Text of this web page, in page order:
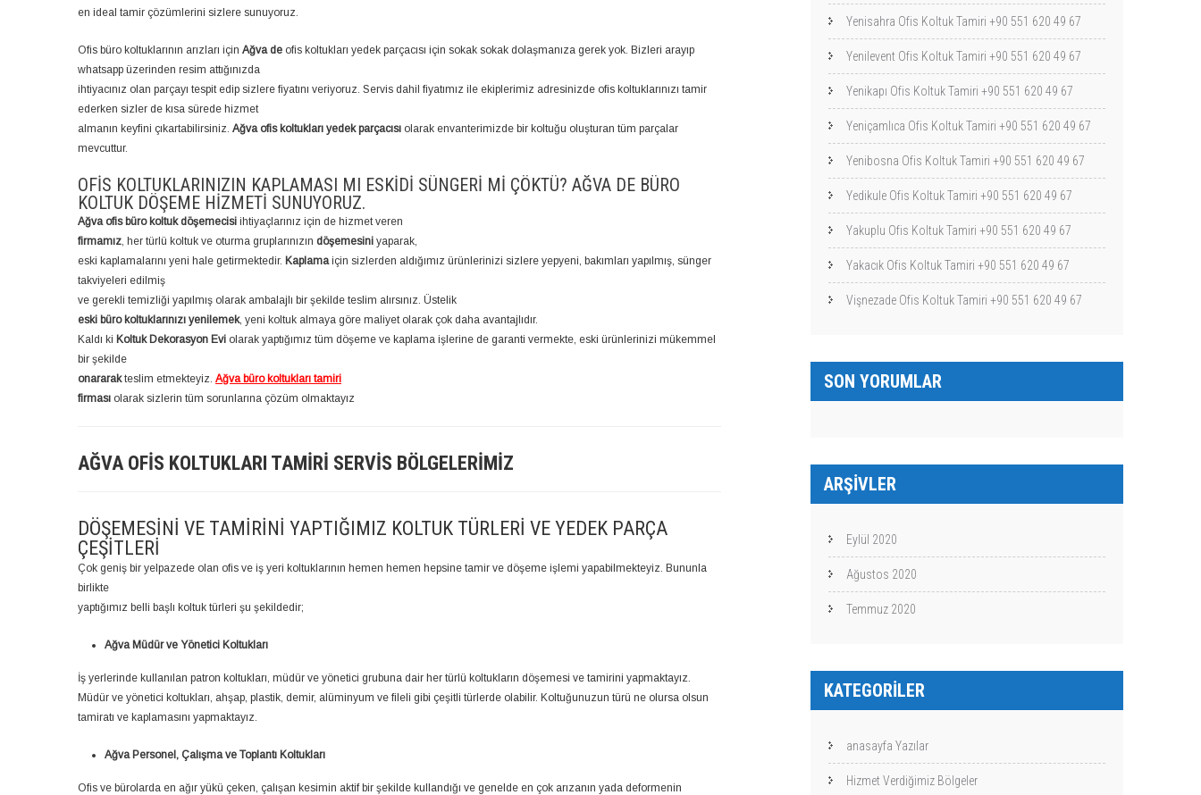
en ideal tamir çözümlerini sizlere sunuyoruz.
Ofis büro koltuklarının arızları için Ağva de ofis koltukları yedek parçacısı için sokak sokak dolaşmanıza gerek yok. Bizleri arayıp
whatsapp üzerinden resim attığınızda
ihtiyacınız olan parçayı tespit edip sizlere fiyatını veriyoruz. Servis dahil fiyatımız ile ekiplerimiz adresinizde ofis koltuklarınızı tamir
ederken sizler de kısa sürede hizmet
almanın keyfini çıkartabilirsiniz. Ağva ofis koltukları yedek parçacısı olarak envanterimizde bir koltuğu oluşturan tüm parçalar
mevcuttur.
OFIS KOLTUKLARINIZIN KAPLAMASI MI ESKIDI SÜNGERI MI ÇÖKTÜ? AĞVA DE BÜRO
KOLTUK DÖŞEME HIZMETI SUNUYORUZ.
Ağva ofis büro koltuk döşemecisi ihtiyaçlarınız için de hizmet veren
firmamız, her türlü koltuk ve oturma gruplarınızın döşemesini yaparak,
eski kaplamalarını yeni hale getirmektedir. Kaplamaiçin sizlerden aldığımız ürünlerinizi sizlere yepyeni, bakımları yapılmış, sünger
takviyeleri edilmiş
ve gerekli temizliği yapılmış olarak ambalajlı bir şekilde teslim alırsınız. Üstelik
eski büro koltuklarınızı yenilemek, yeni koltuk almaya göre maliyet olarak çok daha avantajlıdır.
Kaldı ki Koltuk Dekorasyon Evi olarak yaptığımız tüm döşeme ve kaplama işlerine de garanti vermekte, eski ürünlerinizi mükemmel
bir şekilde
onararakteslim etmekteyiz. Ağva büro koltukları tamiri
firması olarak sizlerin tüm sorunlarına çözüm olmaktayız
AĞVA OFIS KOLTUKLARI TAMIRI SERVIS BÖLGELERIMIZ
DÖŞEMESINI VE TAMIRINI YAPTIĞIMIZ KOLTUK TÜRLERI VE YEDEK PARÇA
ÇEŞITLERI
Çok geniş bir yelpazede olan ofis ve iş yeri koltuklarının hemen hemen hepsine tamir ve döşeme işlemi yapabilmekteyiz. Bununla
birlikte
yaptığımız belli başlı koltuk türleri şu şekildedir;
Ağva Müdür ve Yönetici Koltukları
İş yerlerinde kullanılan patron koltukları, müdür ve yönetici grubuna dair her türlü koltukların döşemesi ve tamirini yapmaktayız.
Müdür ve yönetici koltukları, ahşap, plastik, demir, alüminyum ve fileli gibi çeşitli türlerde olabilir. Koltuğunuzun türü ne olursa olsun
tamiratı ve kaplamasını yapmaktayız.
Ağva Personel, Çalışma ve Toplantı Koltukları
Ofis ve bürolarda en ağır yükü çeken, çalışan kesimin aktif bir şekilde kullandığı ve genelde en çok arızanın yada deformenin
Yenisahra Ofis Koltuk Tamiri +90 551 620 49 67
Yenilevent Ofis Koltuk Tamiri +90 551 620 49 67
Yenikapı Ofis Koltuk Tamiri +90 551 620 49 67
Yeniçamlıca Ofis Koltuk Tamiri +90 551 620 49 67
Yenibosna Ofis Koltuk Tamiri +90 551 620 49 67
Yedikule Ofis Koltuk Tamiri +90 551 620 49 67
Yakuplu Ofis Koltuk Tamiri +90 551 620 49 67
Yakacık Ofis Koltuk Tamiri +90 551 620 49 67
Vişnezade Ofis Koltuk Tamiri +90 551 620 49 67
SON YORUMLAR
ARŞIVLER
Eylül 2020
Ağustos 2020
Temmuz 2020
KATEGORILER
anasayfa Yazılar
Hizmet Verdiğimiz Bölgeler